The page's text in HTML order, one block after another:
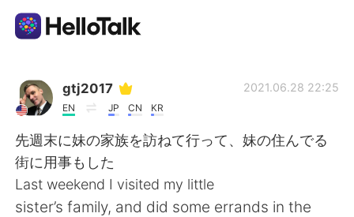
語学交換アプリ
日本語
gtj2017
EN JP CN KR
2021.06.28 22:25
先週末に妹の家族を訪ねて行って、妹の住んでる
街に用事もした
Last weekend I visited my little
sister’s family, and did some errands in the